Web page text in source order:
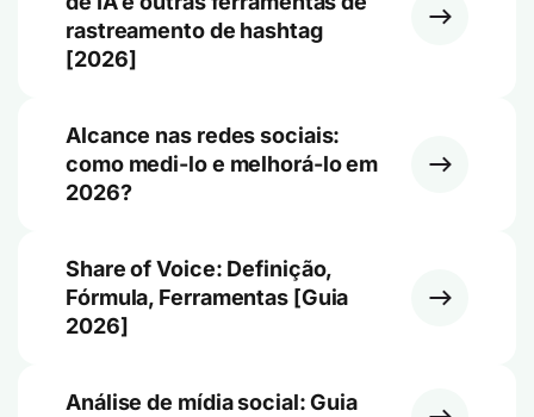
rastreamento de hashtag
[2026]
Alcance nas redes sociais:
como medi-lo e melhorá-lo em
2026?
Share of Voice: Definição,
Fórmula, Ferramentas [Guia
2026]
Análise de mídia social: Guia